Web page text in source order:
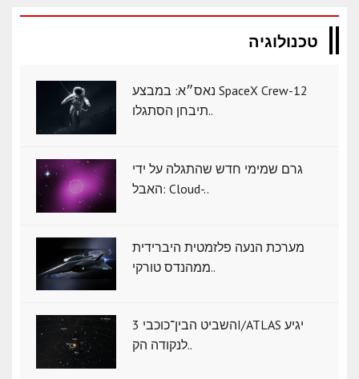
טכנולוגיה
נאס״א: במבצע SpaceX Crew-12
תיבחן הסתגלו..
גרם שמימי חדש שהתגלה על ידי
האבל: Cloud-..
מערכת הנעה פלזמטית היברידית
ממהנדס טורקי..
השביט הבין־כוכבי 3I/ATLAS יגיע
לנקודה הק..